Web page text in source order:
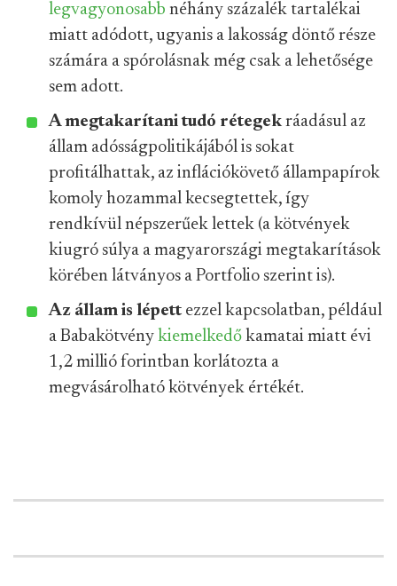
legvagyonosabb néhány százalék tartalékai
miatt adódott, ugyanis a lakosság döntő része
számára a spórolásnak még csak a lehetősége
sem adott.
A megtakarítani tudó rétegek ráadásul az
állam adósságpolitikájából is sokat
profitálhattak, az inflációkövető állampapírok
komoly hozammal kecsegtettek, így
rendkívül népszerűek lettek (a kötvények
kiugró súlya a magyarországi megtakarítások
körében látványos a Portfolio szerint is).
Az állam is lépett ezzel kapcsolatban, például
a Babakötvény kiemelkedő kamatai miatt évi
1,2 millió forintban korlátozta a
megvásárolható kötvények értékét.